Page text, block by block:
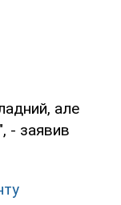
але
- заявив